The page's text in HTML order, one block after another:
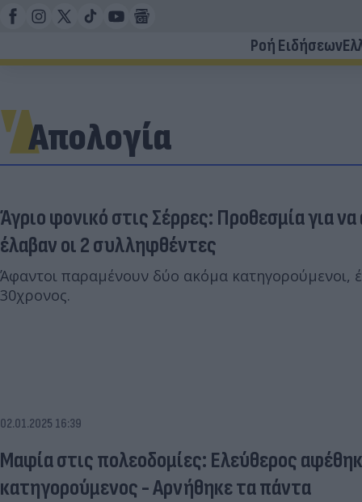
Ροή Ειδήσεων
Απολογία
Άγριο φονικό στις Σέρρες: Προθεσμία για
έλαβαν οι 2 συλληφθέντες
Άφαντοι παραμένουν δύο ακόμα κατηγορούμενοι,
30χρονος.
02.01.2025 16:39
Μαφία στις πολεοδομίες: Ελεύθερος
κατηγορούμενος - Αρνήθηκε τα πάντα